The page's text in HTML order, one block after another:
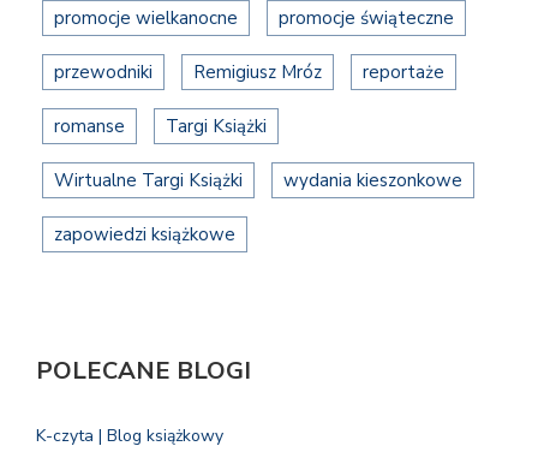
promocje wielkanocne promocje świąteczne
przewodniki Remigiusz Mróz reportaże
romanse Targi Książki
Wirtualne Targi Książki wydania kieszonkowe
zapowiedzi książkowe
POLECANE BLOGI
K-czyta | Blog książkowy